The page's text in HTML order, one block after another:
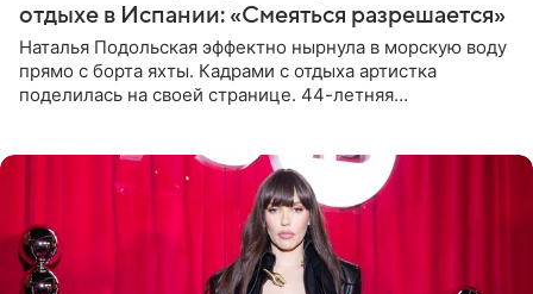
отдыхе в Испании: «Смеяться разрешается»
Наталья Подольская эффектно нырнула в морскую воду
прямо с борта яхты. Кадрами с отдыха артистка
поделилась на своей странице. 44-летняя